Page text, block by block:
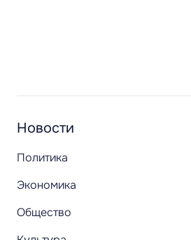
Новости
Политика
Экономика
Общество